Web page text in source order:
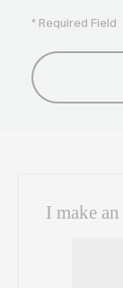
* Required Field
I make